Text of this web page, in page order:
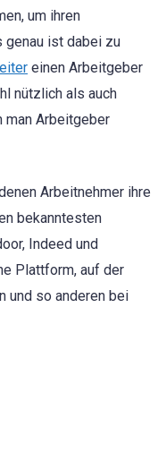
um ihren
genau ist dabei zu
einen Arbeitgeber
nützlich als auch
man Arbeitgeber
Arbeitnehmer ihre
bekanntesten
Indeed und
Plattform, auf der
und so anderen bei